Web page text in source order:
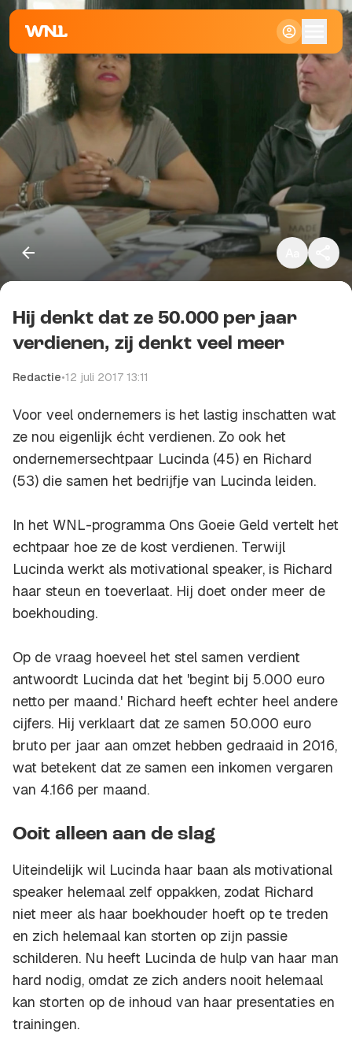
Klein
Standaard
Groot
Kopieer link
Hij denkt dat ze 50.000 per jaar
verdienen, zij denkt veel meer
Redactie•12 juli 2017 13:11
Voor veel ondernemers is het lastig inschatten wat
ze nou eigenlijk écht verdienen. Zo ook het
ondernemersechtpaar Lucinda (45) en Richard
(53) die samen het bedrijfje van Lucinda leiden.
In het WNL-programma Ons Goeie Geld vertelt het
echtpaar hoe ze de kost verdienen. Terwijl
Lucinda werkt als motivational speaker, is Richard
haar steun en toeverlaat. Hij doet onder meer de
boekhouding.
Op de vraag hoeveel het stel samen verdient
antwoordt Lucinda dat het 'begint bij 5.000 euro
netto per maand.' Richard heeft echter heel andere
cijfers. Hij verklaart dat ze samen 50.000 euro
bruto per jaar aan omzet hebben gedraaid in 2016,
wat betekent dat ze samen een inkomen vergaren
van 4.166 per maand.
Ooit alleen aan de slag
Uiteindelijk wil Lucinda haar baan als motivational
speaker helemaal zelf oppakken, zodat Richard
niet meer als haar boekhouder hoeft op te treden
en zich helemaal kan storten op zijn passie
schilderen. Nu heeft Lucinda de hulp van haar man
hard nodig, omdat ze zich anders nooit helemaal
kan storten op de inhoud van haar presentaties en
trainingen.